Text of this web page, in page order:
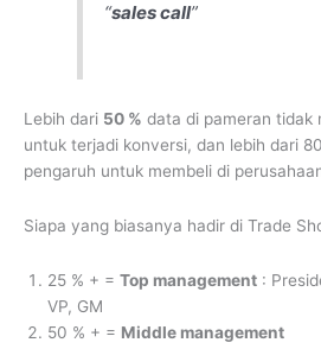
“sales call”
Lebih dari 50 % data di pameran tidak
untuk terjadi konversi, dan lebih dari
pengaruh untuk membeli di
Siapa yang biasanya hadir di Trade
25 % + = Top management :
VP, GM
50 % + = Middle management